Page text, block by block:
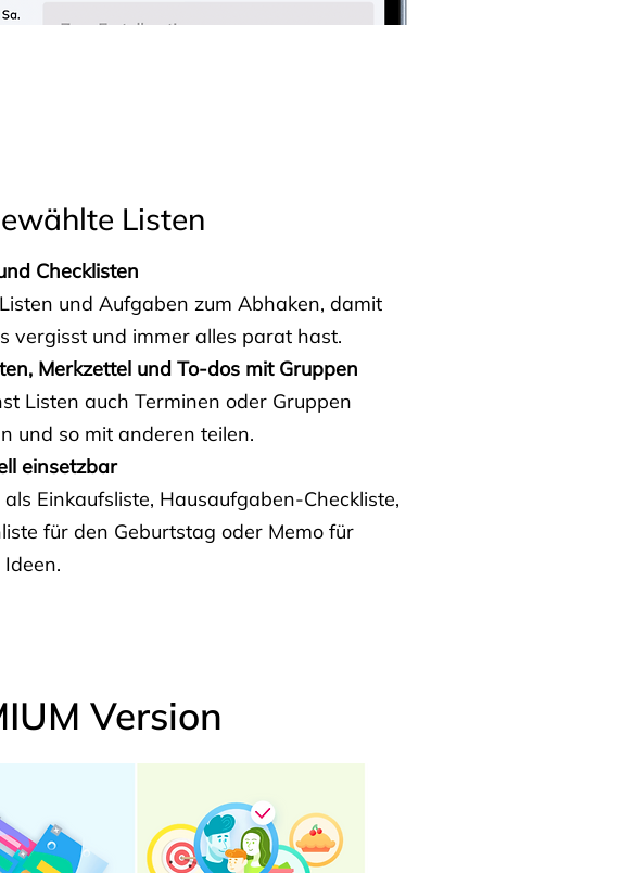
Listen
Checklisten
und Aufgaben zum Abhaken, damit
vergisst und immer alles parat hast.
Merkzettel und To-dos mit Gruppen
Listen auch Terminen oder Gruppen
und so mit anderen teilen.
einsetzbar
als Einkaufsliste, Hausaufgaben-Checkliste,
für den Geburtstag oder Memo für
Version